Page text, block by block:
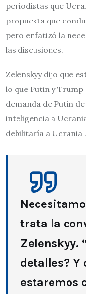
periodistas que
propuesta que
pero enfatizó la
las discusiones.
Zelenskyy dijo que
lo que Putin y
demanda de Putin
inteligencia a
debilitaría a Ucrania .
trata la
Zelenskyy.
detalles? Y
estaremos